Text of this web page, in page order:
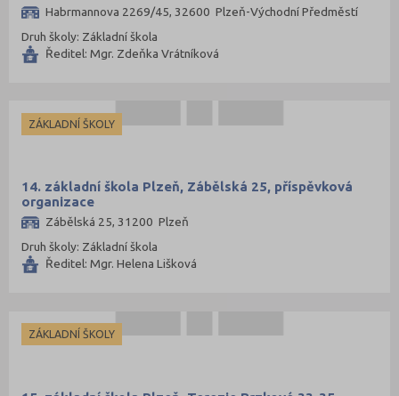
Habrmannova 2269/45, 32600 Plzeň-Východní Předměstí
Druh školy: Základní škola
Ředitel: Mgr. Zdeňka Vrátníková
ZÁKLADNÍ ŠKOLY
14. základní škola Plzeň, Zábělská 25, příspěvková
organizace
Zábělská 25, 31200 Plzeň
Druh školy: Základní škola
Ředitel: Mgr. Helena Lišková
ZÁKLADNÍ ŠKOLY